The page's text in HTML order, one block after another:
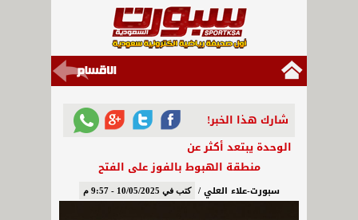
شارك هذا الخبر!
الوحدة يبتعد أكثر عن
منطقة الهبوط بالفوز على الفتح
سبورت-علاء العلي / كتب في 10/05/2025 - 9:57 م